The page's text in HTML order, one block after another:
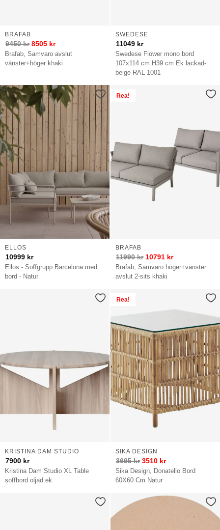
Brafab, Samvaro avslut
vänster+höger khaki
BRAFAB
9450kr 8505 kr
Swedese Flower mono bord
107x114 cm H39 cm Ek lackad-
beige RAL 1001
SWEDESE
11049 kr
Ellos - Soffgrupp Barcelona med
bord - Natur
ELLOS
10999 kr
Rea!
Brafab, Samvaro höger+vänster
avslut 2-sits khaki
BRAFAB
11990kr 10791 kr
Kristina Dam Studio XL Table
soffbord oljad ek
KRISTINA DAM STUDIO
7900 kr
Rea!
Sika Design, Donatello Bord
60X60 Cm Natur
SIKA DESIGN
3695kr 3510 kr